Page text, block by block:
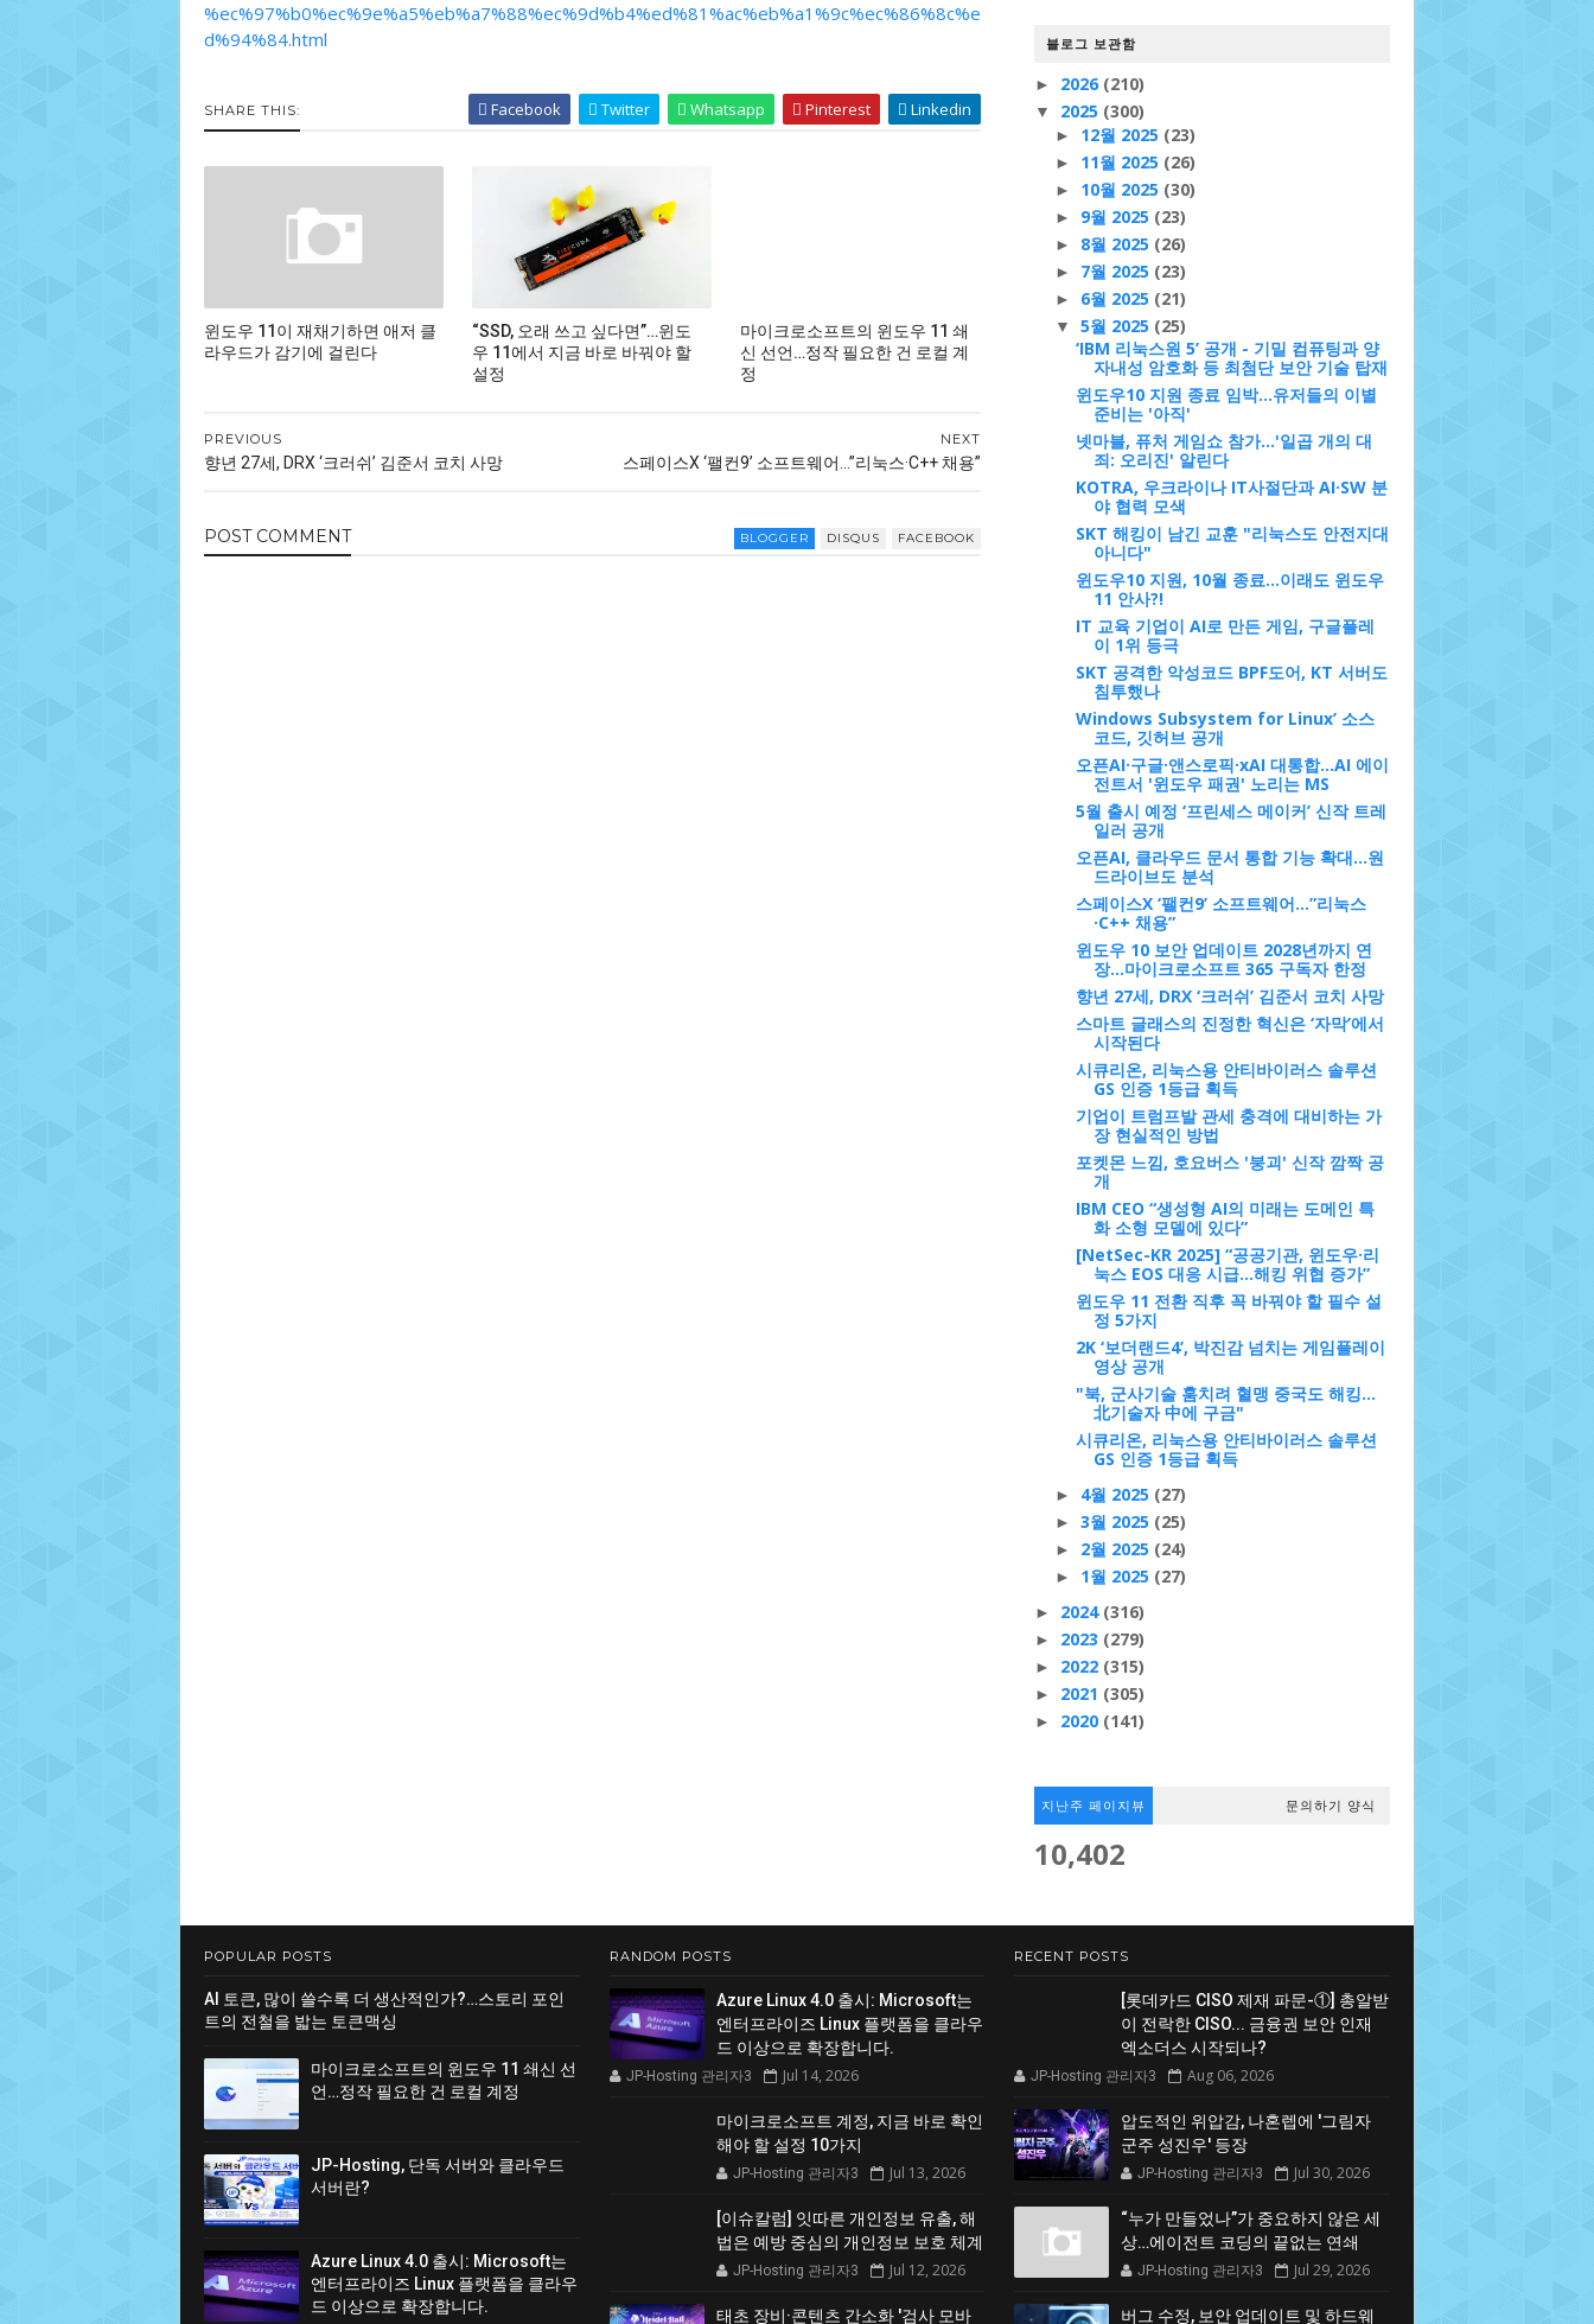
%ec%97%b0%ec%9e%a5%eb%a7%88%ec%9d%b4%ed%81%ac%eb%a1%9c%ec%86%8c%e
d%94%84.html
SHARE THIS: Facebook Twitter Whatsapp Pinterest Linkedin
윈도우 11이 재채기하면 애저 클
라우드가 감기에 걸린다
“SSD, 오래 쓰고 싶다면”…윈도
우 11에서 지금 바로 바꿔야 할
설정
마이크로소프트의 윈도우 11 쇄
신 선언…정작 필요한 건 로컬 계
정
NEXT
스페이스X ‘팰컨9’ 소프트웨어…”리눅스·C++ 채용”
PREVIOUS
향년 27세, DRX ‘크러쉬’ 김준서 코치 사망
POST COMMENT BLOGGER DISQUS FACEBOOK
블로그 보관함
► 2026 (210)
▼ 2025 (300)
► 12월 2025 (23)
► 11월 2025 (26)
► 10월 2025 (30)
► 9월 2025 (23)
► 8월 2025 (26)
► 7월 2025 (23)
► 6월 2025 (21)
▼ 5월 2025 (25)
‘IBM 리눅스원 5’ 공개 - 기밀 컴퓨팅과 양
자내성 암호화 등 최첨단 보안 기술 탑재
윈도우10 지원 종료 임박…유저들의 이별
준비는 '아직'
넷마블, 퓨처 게임쇼 참가…'일곱 개의 대
죄: 오리진' 알린다
KOTRA, 우크라이나 IT사절단과 AI·SW 분
야 협력 모색
SKT 해킹이 남긴 교훈 "리눅스도 안전지대
아니다"
윈도우10 지원, 10월 종료...이래도 윈도우
11 안사?!
IT 교육 기업이 AI로 만든 게임, 구글플레
이 1위 등극
SKT 공격한 악성코드 BPF도어, KT 서버도
침투했나
Windows Subsystem for Linux’ 소스
코드, 깃허브 공개
오픈AI·구글·앤스로픽·xAI 대통합…AI 에이
전트서 '윈도우 패권' 노리는 MS
5월 출시 예정 ‘프린세스 메이커’ 신작 트레
일러 공개
오픈AI, 클라우드 문서 통합 기능 확대…원
드라이브도 분석
스페이스X ‘팰컨9’ 소프트웨어…”리눅스
·C++ 채용”
윈도우 10 보안 업데이트 2028년까지 연
장…마이크로소프트 365 구독자 한정
향년 27세, DRX ‘크러쉬’ 김준서 코치 사망
스마트 글래스의 진정한 혁신은 ‘자막’에서
시작된다
시큐리온, 리눅스용 안티바이러스 솔루션
GS 인증 1등급 획득
기업이 트럼프발 관세 충격에 대비하는 가
장 현실적인 방법
포켓몬 느낌, 호요버스 '붕괴' 신작 깜짝 공
개
IBM CEO “생성형 AI의 미래는 도메인 특
화 소형 모델에 있다”
[NetSec-KR 2025] “공공기관, 윈도우·리
눅스 EOS 대응 시급...해킹 위협 증가”
윈도우 11 전환 직후 꼭 바꿔야 할 필수 설
정 5가지
2K ‘보더랜드4’, 박진감 넘치는 게임플레이
영상 공개
"북, 군사기술 훔치려 혈맹 중국도 해킹…
北기술자 中에 구금"
시큐리온, 리눅스용 안티바이러스 솔루션
GS 인증 1등급 획득
► 4월 2025 (27)
► 3월 2025 (25)
► 2월 2025 (24)
► 1월 2025 (27)
► 2024 (316)
► 2023 (279)
► 2022 (315)
► 2021 (305)
► 2020 (141)
지난주 페이지뷰 문의하기 양식
10,402
POPULAR POSTS
AI 토큰, 많이 쓸수록 더 생산적인가?…스토리 포인
트의 전철을 밟는 토큰맥싱
마이크로소프트의 윈도우 11 쇄신 선
언…정작 필요한 건 로컬 계정
JP-Hosting, 단독 서버와 클라우드
서버란?
Azure Linux 4.0 출시: Microsoft는
엔터프라이즈 Linux 플랫폼을 클라우
드 이상으로 확장합니다.
RANDOM POSTS
Azure Linux 4.0 출시: Microsoft는
엔터프라이즈 Linux 플랫폼을 클라우
드 이상으로 확장합니다.
JP-Hosting 관리자3 Jul 14, 2026
마이크로소프트 계정, 지금 바로 확인
해야 할 설정 10가지
JP-Hosting 관리자3 Jul 13, 2026
[이슈칼럼] 잇따른 개인정보 유출, 해
법은 예방 중심의 개인정보 보호 체계
JP-Hosting 관리자3 Jul 12, 2026
태초 장비·콘텐츠 간소화 '검사 모바
RECENT POSTS
[롯데카드 CISO 제재 파문-①] 총알받
이 전락한 CISO... 금융권 보안 인재
엑소더스 시작되나?
JP-Hosting 관리자3 Aug 06, 2026
압도적인 위압감, 나혼렙에 '그림자
군주 성진우' 등장
JP-Hosting 관리자3 Jul 30, 2026
“누가 만들었나”가 중요하지 않은 세
상…에이전트 코딩의 끝없는 연쇄
JP-Hosting 관리자3 Jul 29, 2026
버그 수정, 보안 업데이트 및 하드웨